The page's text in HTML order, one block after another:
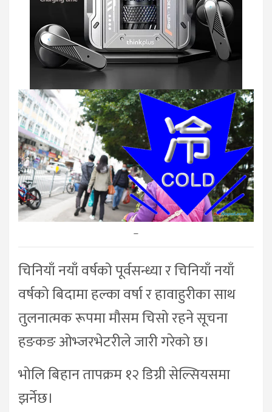
–
चिनियाँ नयाँ वर्षको पूर्वसन्ध्या र चिनियाँ नयाँ
वर्षको बिदामा हल्का वर्षा र हावाहुरीका साथ
तुलनात्मक रूपमा मौसम चिसो रहने सूचना
हङकङ ओभ्जरभेटरीले जारी गरेको छ।
भोलि बिहान तापक्रम १२ डिग्री सेल्सियसमा
झर्नेछ।